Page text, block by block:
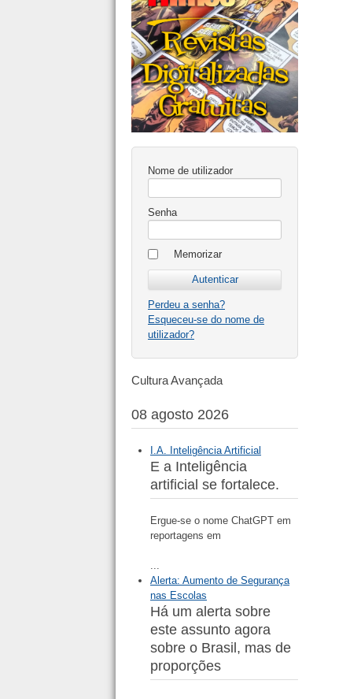
Nome de utilizador
Senha
Memorizar
Perdeu a senha?
Esqueceu-se do nome de
utilizador?
Cultura Avançada
08 agosto 2026
I.A. Inteligência Artificial
E a Inteligência
artificial se fortalece.
Ergue-se o nome ChatGPT em
reportagens em
...
Alerta: Aumento de Segurança
nas Escolas
Há um alerta sobre
este assunto agora
sobre o Brasil, mas de
proporções